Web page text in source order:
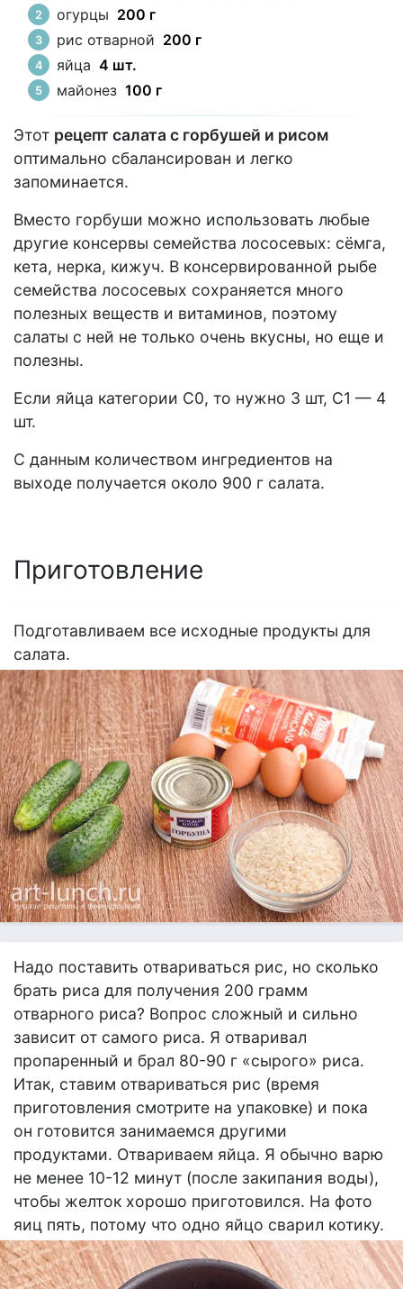
огурцы 200 г
рис отварной 200 г
яйца 4 шт.
майонез 100 г
Этот рецепт салата с горбушей и рисом
оптимально сбалансирован и легко
запоминается.
Вместо горбуши можно использовать любые
другие консервы семейства лососевых: сёмга,
кета, нерка, кижуч. В консервированной рыбе
семейства лососевых сохраняется много
полезных веществ и витаминов, поэтому
салаты с ней не только очень вкусны, но еще и
полезны.
Если яйца категории С0, то нужно 3 шт, С1 — 4
шт.
С данным количеством ингредиентов на
выходе получается около 900 г салата.
Приготовление
Подготавливаем все исходные продукты для
салата.
Надо поставить отвариваться рис, но сколько
брать риса для получения 200 грамм
отварного риса? Вопрос сложный и сильно
зависит от самого риса. Я отваривал
пропаренный и брал 80-90 г «сырого» риса.
Итак, ставим отвариваться рис (время
приготовления смотрите на упаковке) и пока
он готовится занимаемся другими
продуктами. Отвариваем яйца. Я обычно варю
не менее 10-12 минут (после закипания воды),
чтобы желток хорошо приготовился. На фото
яиц пять, потому что одно яйцо сварил котику.